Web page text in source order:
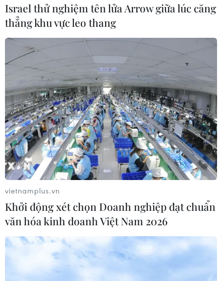
(Vietnam+)
Israel thử nghiệm tên lửa Arrow giữa lúc căng
thẳng khu vực leo thang
vietnamplus.vn
Khởi động xét chọn Doanh nghiệp đạt chuẩn
văn hóa kinh doanh Việt Nam 2026